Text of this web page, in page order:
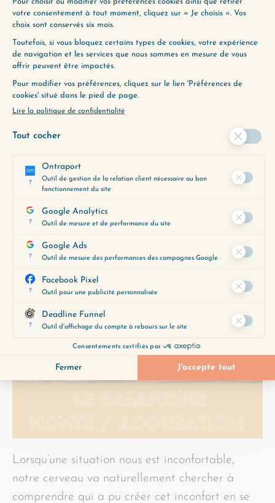
(215) MOI JE SUIS COMME ÇA
(217) CONFIANCE EN SOI : QUESTIONS-
RÉPONSES
Lorsqu’une situation nous est inconfortable,
notre cerveau va naturellement chercher à
comprendre qui a pu créer cet inconfort en se